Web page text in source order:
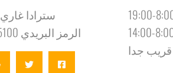
قريب جدا
سترادا غاري 20، بوديتي
الرمز البريدي 915100، رومانيا